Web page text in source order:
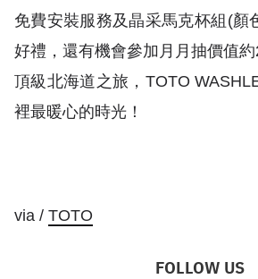
免費安裝服務及晶采馬克杯組(顏
好禮，還有機會參加月月抽價值
頂級北海道之旅，TOTO
裡最暖心的時光！
via / TOTO
FOLLOW US